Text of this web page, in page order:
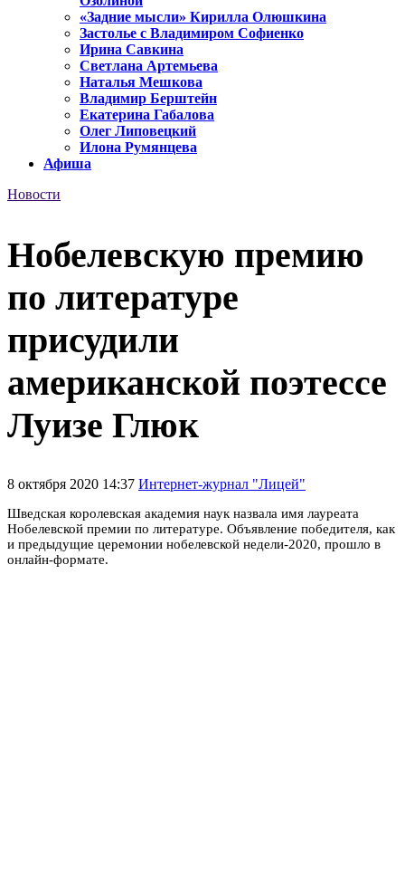
«Задние мысли» Кирилла Олюшкина
Застолье с Владимиром Софиенко
Ирина Савкина
Светлана Артемьева
Наталья Мешкова
Владимир Берштейн
Екатерина Габалова
Олег Липовецкий
Илона Румянцева
Афиша
Новости
Нобелевскую премию
по литературе
присудили
американской поэтессе
Луизе Глюк
8 октября 2020 14:37 Интернет-журнал "Лицей"
Шведская королевская академия наук назвала имя лауреата
Нобелевской премии по литературе. Объявление победителя, как
и предыдущие церемонии нобелевской недели-2020, прошло в
онлайн-формате.